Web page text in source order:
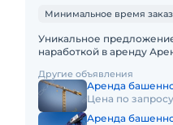
Минимальное время
Уникальное
наработкой в аренду
ZTM: Высокая
Другие объявления
Аренда
Цена по запросу
Аренда